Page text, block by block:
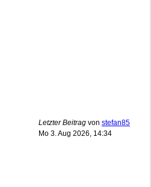
Letzter Beitrag von stefan85
Mo 3. Aug 2026, 14:34